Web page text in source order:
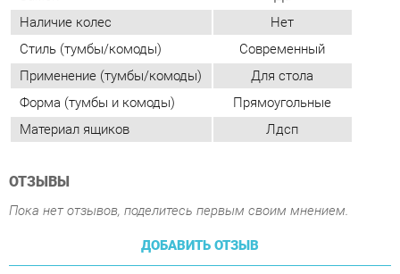
ОТЗЫВЫ
Пока нет отзывов, поделитесь первым своим мнением.
ДОБАВИТЬ ОТЗЫВ
ПОХОЖИЕ ТОВАРЫ